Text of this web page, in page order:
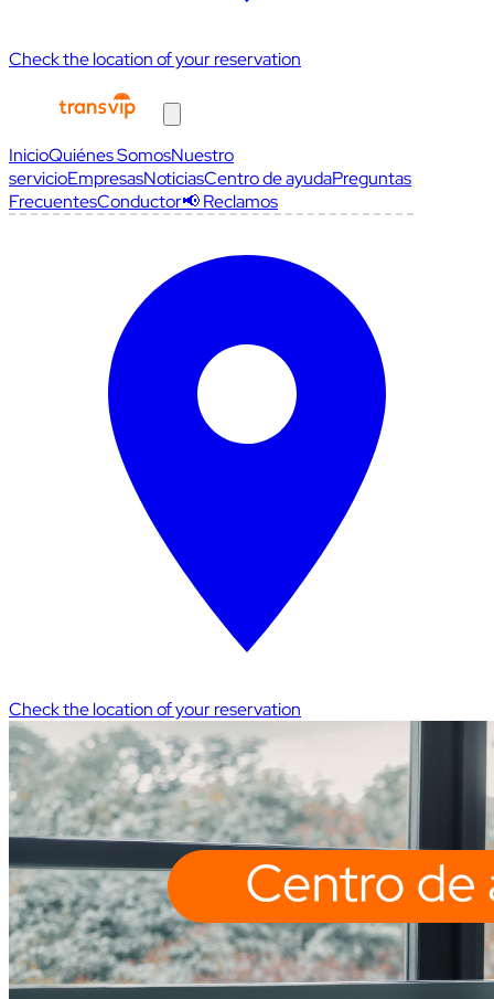
Check the location of your reservation
InicioQuiénes SomosNuestro
servicioEmpresasNoticiasCentro de ayudaPreguntas
FrecuentesConductor📢 Reclamos
Check the location of your reservation